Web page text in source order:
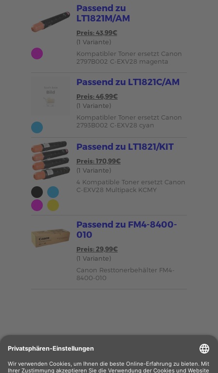
Passend zu
LT1821M/AM
Preis: 43,99€
(1 Variante)
Kompatibler Toner ersetzt Canon
2797B002 C-EXV28 magenta
Passend zu LT1821C/AM
Preis: 46,99€
(1 Variante)
Kompatibler Toner ersetzt Canon
2793B002 C-EXV28 cyan
Passend zu LT1821/KIT
Preis: 170,99€
(1 Variante)
4 Kompatible Toner ersetzt Canon
C-EXV28 Multipack KCMY
Passend zu FM4-8400-
010
Preis: 29,99€
(1 Variante)
Canon Resttonerbehälter FM4-
8400-010